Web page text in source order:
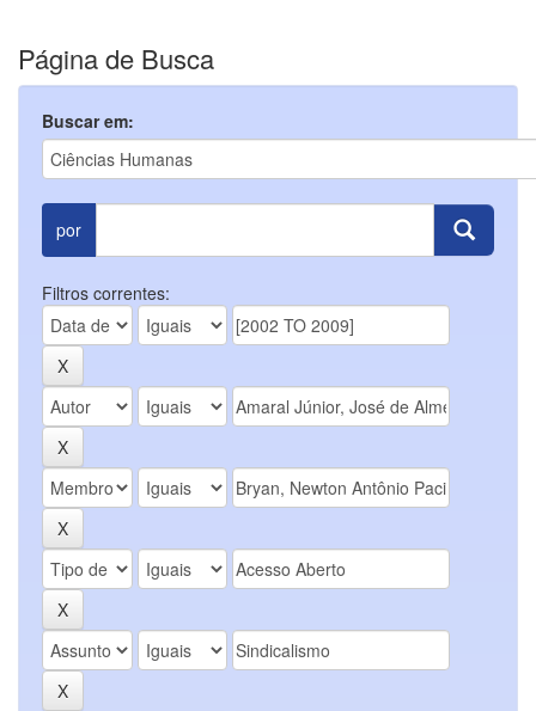
Página de Busca
Buscar em:
por
Filtros correntes: